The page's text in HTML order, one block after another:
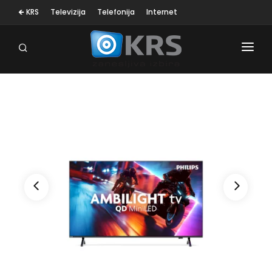
🡸 KRS Televizija Telefonija Internet
KLIMA NAPRAVE
SESALNIKI
TELEVIZORJI
BELA TEHNIKA